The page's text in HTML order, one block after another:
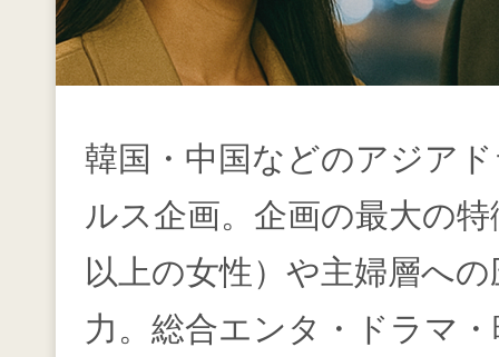
韓国・中国などのアジア
ルス企画。企画の最大の
以上の女性）や主婦層へ
力。総合エンタ・ドラマ